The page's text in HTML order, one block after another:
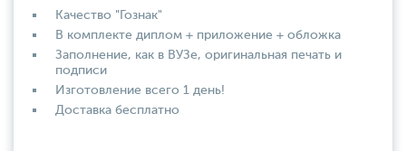
Качество "Гознак"
В комплекте диплом + приложение + обложка
Заполнение, как в ВУЗе, оригинальная печать и
подписи
Изготовление всего 1 день!
Доставка бесплатно